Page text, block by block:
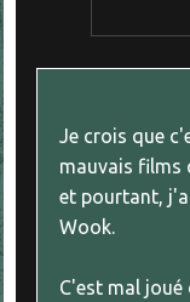
Je crois que
mauvais films
et pourtant,
Wook.
C'est mal